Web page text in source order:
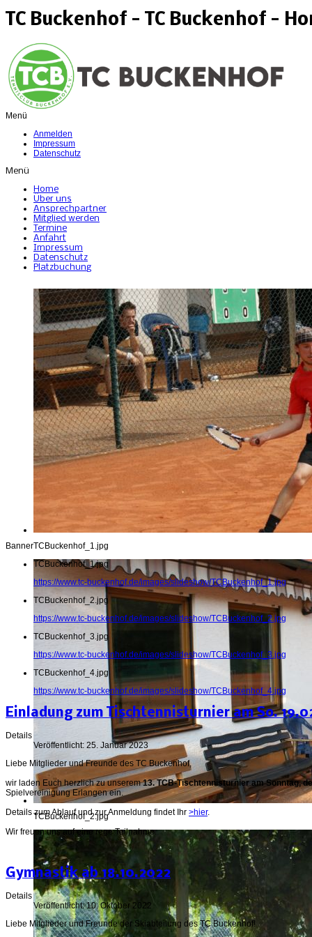
TC Buckenhof - TC Buckenhof -
Menü
Anmelden
Impressum
Datenschutz
Menü
Home
Über uns
Ansprechpartner
Mitglied werden
Termine
Anfahrt
Impressum
Datenschutz
Platzbuchung
TCBuckenhof_1.jpg
TCBuckenhof_2.jpg
Banner
TCBuckenhof_1.jpg
https://www.tc-buckenhof.de/images/slideshow/TCBuckenhof_1.jpg
TCBuckenhof_2.jpg
https://www.tc-buckenhof.de/images/slideshow/TCBuckenhof_2.jpg
TCBuckenhof_3.jpg
https://www.tc-buckenhof.de/images/slideshow/TCBuckenhof_3.jpg
TCBuckenhof_4.jpg
https://www.tc-buckenhof.de/images/slideshow/TCBuckenhof_4.jpg
Einladung zum Tischtennisturnier am So.
Details
Veröffentlicht: 25. Januar 2023
Liebe Mitglieder und Freunde des TC Buckenhof,
wir laden Euch herzlich zu unserem13. TCB-Tischtennisturnier am Sonntag,
Spielvereinigung Erlangen ein.
Details zum Ablauf und zur Anmeldung findet Ihr >hier.
Wir freuen uns auf eine rege Teilnahme.
Gymnastik ab 18.10.2022
Details
Veröffentlicht: 10. Oktober 2022
Liebe Mitglieder und Freunde der Skiabteilung des TC Buckenhof!